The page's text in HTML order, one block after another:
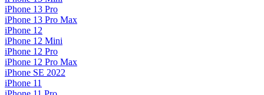
iPhone 13 Pro
iPhone 13 Pro Max
iPhone 12
iPhone 12 Mini
iPhone 12 Pro
iPhone 12 Pro Max
iPhone SE 2022
iPhone 11